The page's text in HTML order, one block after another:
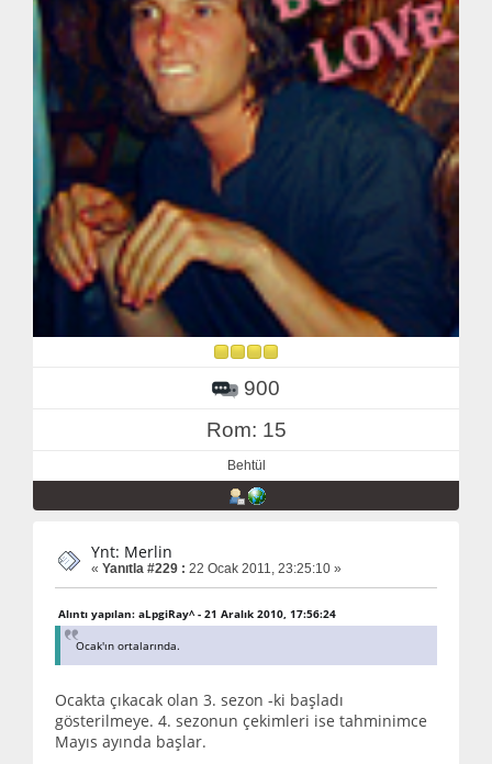
900
Rom: 15
Behtül
Ynt: Merlin
« Yanıtla #229 : 22 Ocak 2011, 23:25:10 »
Alıntı yapılan: aLpgiRay^ - 21 Aralık 2010, 17:56:24
Ocak'ın ortalarında.
Ocakta çıkacak olan 3. sezon -ki başladı
gösterilmeye. 4. sezonun çekimleri ise tahminimce
Mayıs ayında başlar.